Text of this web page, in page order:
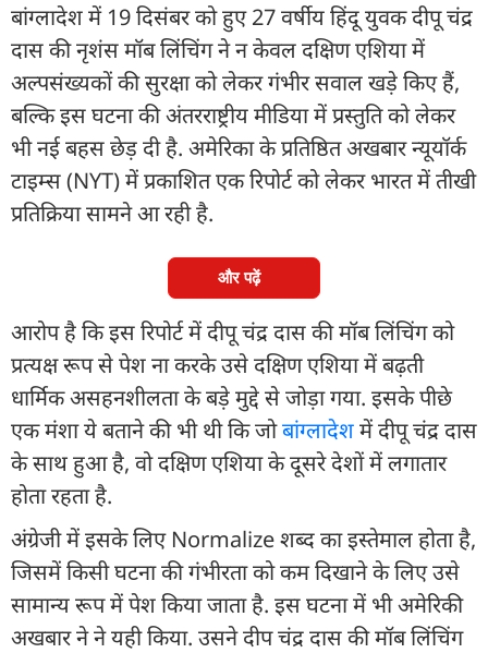
बांग्लादेश में 19 दिसंबर को हुए 27 वर्षीय हिंदू युवक दीपू चंद्र
दास की नृशंस मॉब लिंचिंग ने न केवल दक्षिण एशिया में
अल्पसंख्यकों की सुरक्षा को लेकर गंभीर सवाल खड़े किए हैं,
बल्कि इस घटना की अंतरराष्ट्रीय मीडिया में प्रस्तुति को लेकर
भी नई बहस छेड़ दी है. अमेरिका के प्रतिष्ठित अखबार न्यूयॉर्क
टाइम्स (NYT) में प्रकाशित एक रिपोर्ट को लेकर भारत में तीखी
प्रतिक्रिया सामने आ रही है.
और पढ़ें
आरोप है कि इस रिपोर्ट में दीपू चंद्र दास की मॉब लिंचिंग को
प्रत्यक्ष रूप से पेश ना करके उसे दक्षिण एशिया में बढ़ती
धार्मिक असहनशीलता के बड़े मुद्दे से जोड़ा गया. इसके पीछे
एक मंशा ये बताने की भी थी कि जोबांग्लादेशमें दीपू चंद्र दास
के साथ हुआ है, वो दक्षिण एशिया के दूसरे देशों में लगातार
होता रहता है.
अंग्रेजी में इसके लिए Normalize शब्द का इस्तेमाल होता है,
जिसमें किसी घटना की गंभीरता को कम दिखाने के लिए उसे
सामान्य रूप में पेश किया जाता है. इस घटना में भी अमेरिकी
अखबार ने ने यही किया. उसने दीप चंद्र दास की मॉब लिंचिंग